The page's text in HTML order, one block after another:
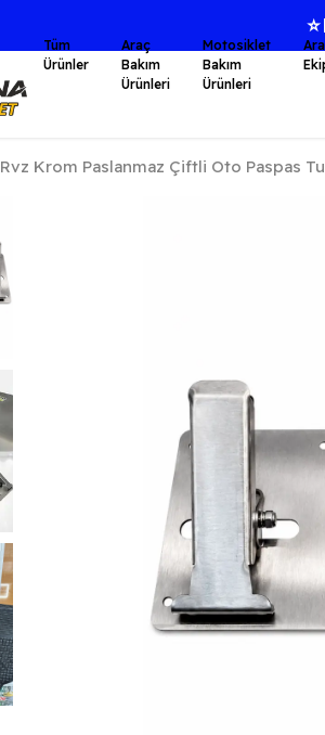
Tüm
Ürünler
Araç
Bakım
Ürünleri
Motosiklet
Bakım
Ürünleri
Rvz Krom Paslanmaz Çiftli Oto Paspas